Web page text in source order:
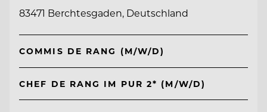
83471 Berchtesgaden, Deutschland
COMMIS DE RANG (M/W/D)
CHEF DE RANG IM PUR 2* (M/W/D)